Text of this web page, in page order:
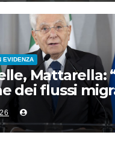
EVIDENZA
Mattarella:
dei flussi
dignità delle